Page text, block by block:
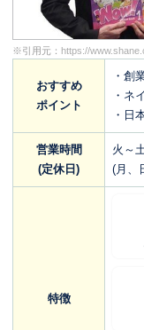
※引用元： https://
おすすめ
ポイント
・創
・ネ
・日
営業時間
(定休日)
火～
(月、
特徴